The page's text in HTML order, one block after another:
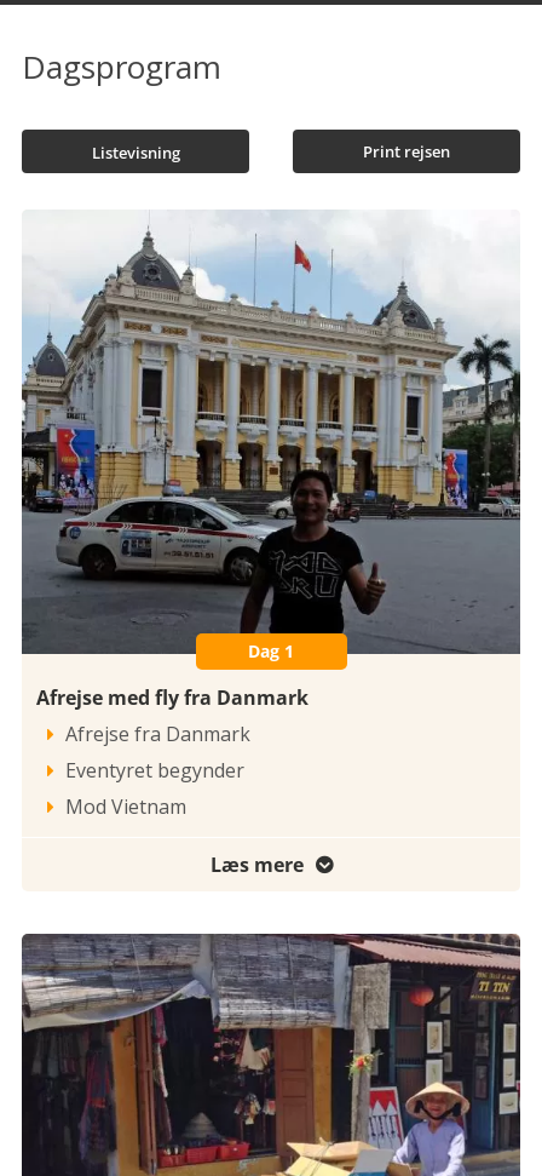
Dagsprogram
Listevisning Print rejsen
Dag 1
Afrejse med fly fra Danmark
 Afrejse fra Danmark
 Eventyret begynder
 Mod Vietnam
Læs mere 